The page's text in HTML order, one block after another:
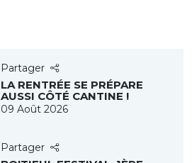
Partager
LA RENTRÉE SE PRÉPARE
AUSSI CÔTÉ CANTINE !
09 Août 2026
Partager